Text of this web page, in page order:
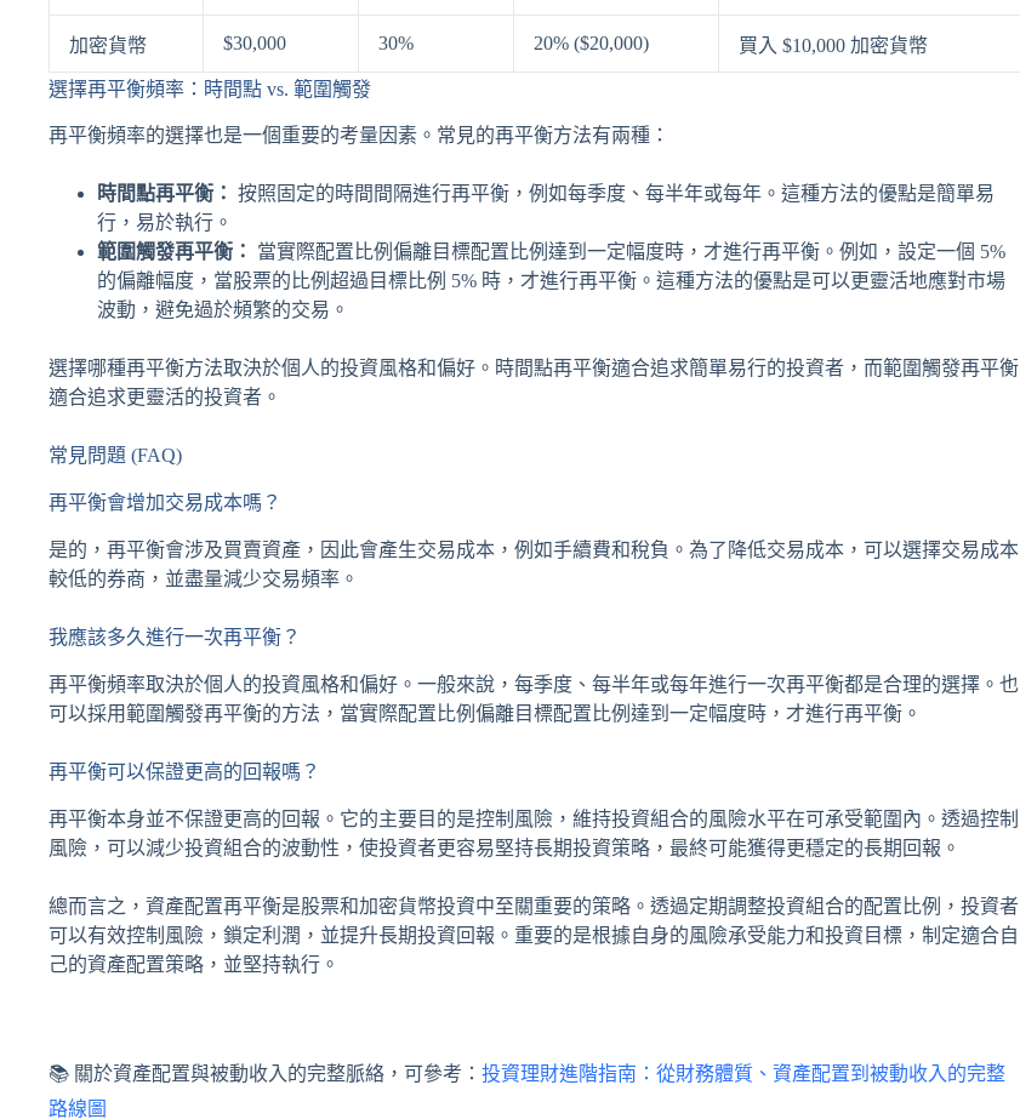
加密貨幣 $30,000 30% 20% ($20,000) 買入 $10,000 加密貨幣
選擇再平衡頻率：時間點 vs. 範圍觸發
再平衡頻率的選擇也是一個重要的考量因素。常見的再平衡方法有兩種：
時間點再平衡： 按照固定的時間間隔進行再平衡，例如每季度、每半年或每年。這種方法的優點是簡單易
行，易於執行。
範圍觸發再平衡：
當實際配置比例偏離目標配置比例達到一定幅度時，才進行再平衡。例如，設定一個 5%
的偏離幅度，當股票的比例超過目標比例 5% 時，才進行再平衡。這種方法的優點是可以更靈活地應對市場
波動，避免過於頻繁的交易。
選擇哪種再平衡方法取決於個人的投資風格和偏好。時間點再平衡適合追求簡單易行的投資者，而範圍觸發再平衡
適合追求更靈活的投資者。
常見問題 (FAQ)
再平衡會增加交易成本嗎？
是的，再平衡會涉及買賣資產，因此會產生交易成本，例如手續費和稅負。為了降低交易成本，可以選擇交易成本
較低的券商，並盡量減少交易頻率。
我應該多久進行一次再平衡？
再平衡頻率取決於個人的投資風格和偏好。一般來說，每季度、每半年或每年進行一次再平衡都是合理的選擇。也
可以採用範圍觸發再平衡的方法，當實際配置比例偏離目標配置比例達到一定幅度時，才進行再平衡。
再平衡可以保證更高的回報嗎？
再平衡本身並不保證更高的回報。它的主要目的是控制風險，維持投資組合的風險水平在可承受範圍內。透過控制
風險，可以減少投資組合的波動性，使投資者更容易堅持長期投資策略，最終可能獲得更穩定的長期回報。
總而言之，資產配置再平衡是股票和加密貨幣投資中至關重要的策略。透過定期調整投資組合的配置比例，投資者
可以有效控制風險，鎖定利潤，並提升長期投資回報。重要的是根據自身的風險承受能力和投資目標，制定適合自
己的資產配置策略，並堅持執行。
📚 關於資產配置與被動收入的完整脈絡，可參考： 投資理財進階指南：從財務體質、資產配置到被動收入的完整
路線圖